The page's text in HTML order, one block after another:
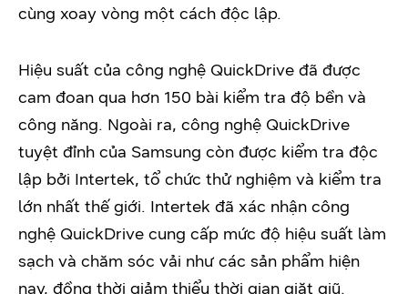
cùng xoay vòng một cách độc lập.
Hiệu suất của công nghệ QuickDrive đã được
cam đoan qua hơn 150 bài kiểm tra độ bền và
công năng. Ngoài ra, công nghệ QuickDrive
tuyệt đỉnh của Samsung còn được kiểm tra độc
lập bởi Intertek, tổ chức thử nghiệm và kiểm tra
lớn nhất thế giới. Intertek đã xác nhận công
nghệ QuickDrive cung cấp mức độ hiệu suất làm
sạch và chăm sóc vải như các sản phẩm hiện
nay, đồng thời giảm thiểu thời gian giặt giũ.